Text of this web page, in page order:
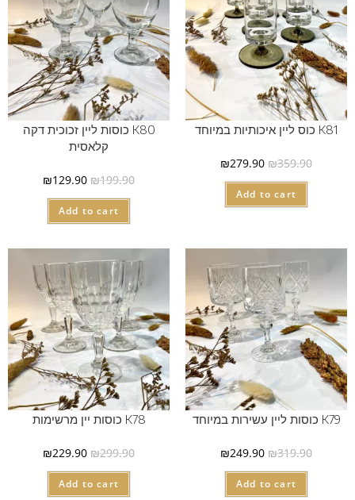
K81 כוס ליין איכותיות במיוחד
₪359.90
₪279.90
Add to cart
K80 כוסות ליין זכוכית דקה
קלאסית
₪199.90
₪129.90
Add to cart
K79 כוסות ליין עשירות במיוחד
₪319.90
₪249.90
Add to cart
K78 כוסות יין מרשימות
₪299.90
₪229.90
Add to cart